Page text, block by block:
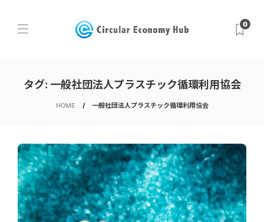
0
タグ: 一般社団法人プラスチック循環利用協会
HOME 一般社団法人プラスチック循環利用協会